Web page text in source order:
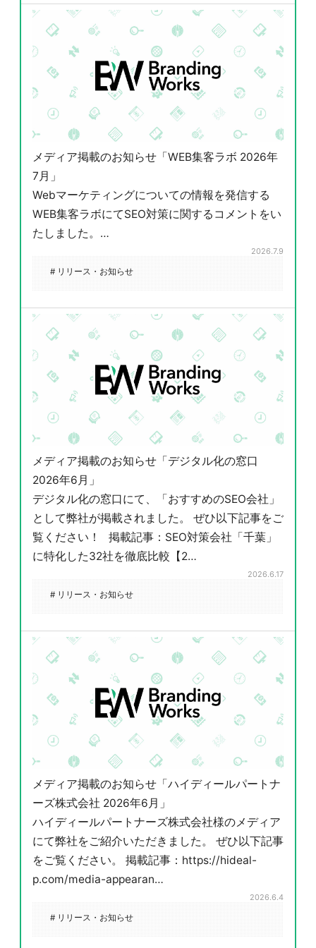
メディア掲載のお知らせ「WEB集客ラボ 2026年
7月」
Webマーケティングについての情報を発信する
WEB集客ラボにてSEO対策に関するコメントをい
たしました。…
2026.7.9
# リリース・お知らせ
メディア掲載のお知らせ「デジタル化の窓口
2026年6月」
デジタル化の窓口にて、「おすすめのSEO会社」
として弊社が掲載されました。 ぜひ以下記事をご
覧ください！ 掲載記事：SEO対策会社「千葉」
に特化した32社を徹底比較【2…
2026.6.17
# リリース・お知らせ
メディア掲載のお知らせ「ハイディールパートナ
ーズ株式会社 2026年6月」
ハイディールパートナーズ株式会社様のメディア
にて弊社をご紹介いただきました。 ぜひ以下記事
をご覧ください。 掲載記事：https://hideal-
p.com/media-appearan…
2026.6.4
# リリース・お知らせ